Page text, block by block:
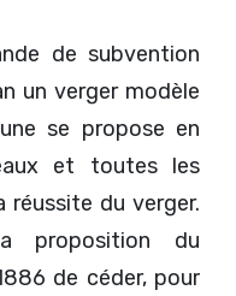
de subvention
un verger modèle
se propose en
et toutes les
réussite du verger.
proposition du
de céder, pour